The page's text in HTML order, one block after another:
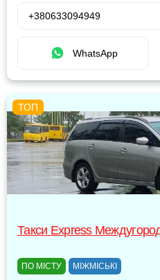
+380633094949
WhatsApp
Такси Express
ПО МІСТУ МІЖМІСЬКІ